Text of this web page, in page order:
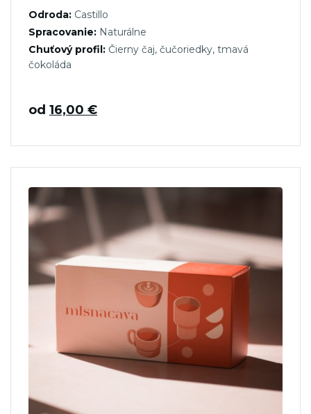
Odroda: Castillo
Spracovanie: Naturálne
Chuťový profil: Čierny čaj, čučoriedky, tmavá
čokoláda
od 16,00 €